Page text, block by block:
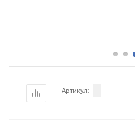
Артикул: